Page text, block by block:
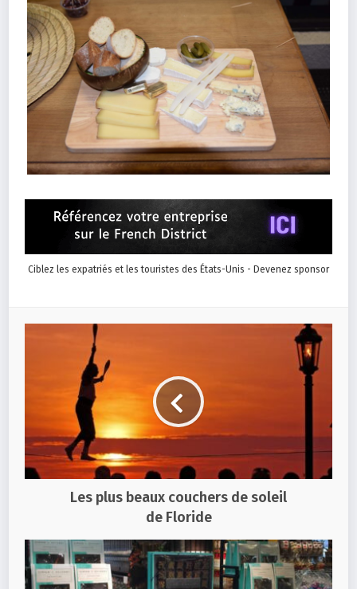
Ciblez les expatriés et les touristes des États-Unis - Devenez sponsor
Les plus beaux couchers de soleil
de Floride